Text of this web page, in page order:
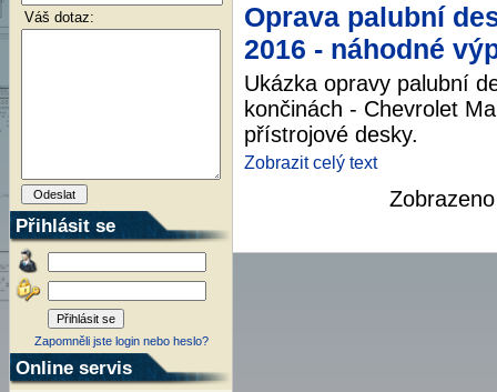
Váš dotaz:
Přihlásit se
Zapomněli jste login nebo heslo?
Online servis
Oprava palubní
2016 - náhodné
Ukázka opravy palubní
končinách - Chevrolet
přístrojové desky.
Zobrazit celý text